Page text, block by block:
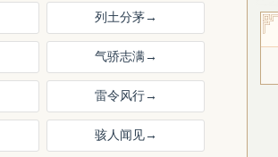
列土分茅→
气骄志满→
雷令风行→
骇人闻见→